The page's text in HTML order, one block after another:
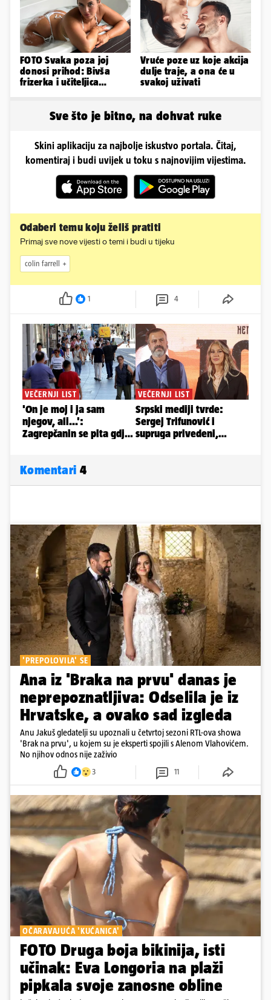
FOTO Svaka poza joj
donosi prihod: Bivša
frizerka i učiteljica
Vruće poze uz koje akcija
dulje traje, a ona će u
svakoj uživati
Sve što je bitno, na dohvat ruke
Skini aplikaciju za najbolje iskustvo portala. Čitaj,
komentiraj i budi uvijek u toku s najnovijim vijestima.
Odaberi temu koju želiš pratiti
Primaj sve nove vijesti o temi i budi u tijeku
colin farrell
1 4
Komentari 4
'PREPOLOVILA' SE
Ana iz 'Braka na prvu' danas je
neprepoznatljiva: Odselila je iz
Hrvatske, a ovako sad izgleda
Anu Jakuš gledatelji su upoznali u četvrtoj sezoni RTL-ova showa
'Brak na prvu', u kojem su je eksperti spojili s Alenom Vlahovićem.
No njihov odnos nije zaživio
3 11
OČARAVAJUĆA 'KUĆANICA'
FOTO Druga boja bikinija, isti
učinak: Eva Longoria na plaži
pipkala svoje zanosne obline